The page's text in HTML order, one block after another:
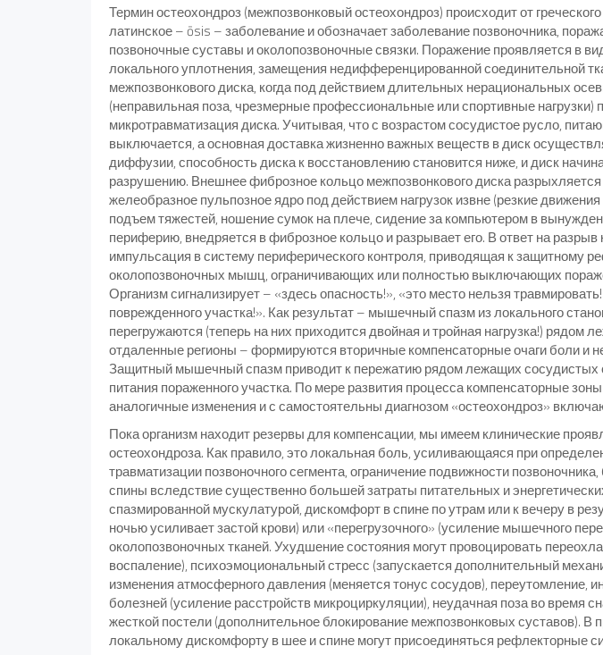
Термин остеохондроз (межпозвонковый остеохондроз) происходит от
латинское – ōsis – заболевание и обозначает заболевание позвоночника,
позвоночные суставы и околопозвоночные связки. Поражение проявляется в
локального уплотнения, замещения недифференцированной соединительной
межпозвонкового диска, когда под действием длительных нерациональных
(неправильная поза, чрезмерные профессиональные или спортивные нагрузки)
микротравматизация диска. Учитывая, что с возрастом сосудистое русло,
выключается, а основная доставка жизненно важных веществ в диск
диффузии, способность диска к восстановлению становится ниже, и диск
разрушению. Внешнее фиброзное кольцо межпозвонкового диска
желеобразное пульпозное ядро под действием нагрузок извне (резкие
подъем тяжестей, ношение сумок на плече, сидение за компьютером в
периферию, внедряется в фиброзное кольцо и разрывает его. В ответ на
импульсация в систему периферического контроля, приводящая к защитному
околопозвоночных мышц, ограничивающих или полностью выключающих
Организм сигнализирует – «здесь опасность!», «это место нельзя
поврежденного участка!». Как результат – мышечный спазм из локального
перегружаются (теперь на них приходится двойная и тройная нагрузка!) рядом
отдаленные регионы – формируются вторичные компенсаторные очаги боли и
Защитный мышечный спазм приводит к пережатию рядом лежащих сосудистых
питания пораженного участка. По мере развития процесса компенсаторные
аналогичные изменения и с самостоятельны диагнозом «остеохондроз»
Пока организм находит резервы для компенсации, мы имеем клинические
остеохондроза. Как правило, это локальная боль, усиливающаяся при
травматизации позвоночного сегмента, ограничение подвижности
спины вследствие существенно большей затраты питательных и
спазмированной мускулатурой, дискомфорт в спине по утрам или к вечеру в
ночью усиливает застой крови) или «перегрузочного» (усиление мышечного
околопозвоночных тканей. Ухудшение состояния могут провоцировать
воспаление), психоэмоциональный стресс (запускается дополнительный
изменения атмосферного давления (меняется тонус сосудов), переутомление,
болезней (усиление расстройств микроциркуляции), неудачная поза во время
жесткой постели (дополнительное блокирование межпозвонковых суставов). В
локальному дискомфорту в шее и спине могут присоединяться рефлекторные